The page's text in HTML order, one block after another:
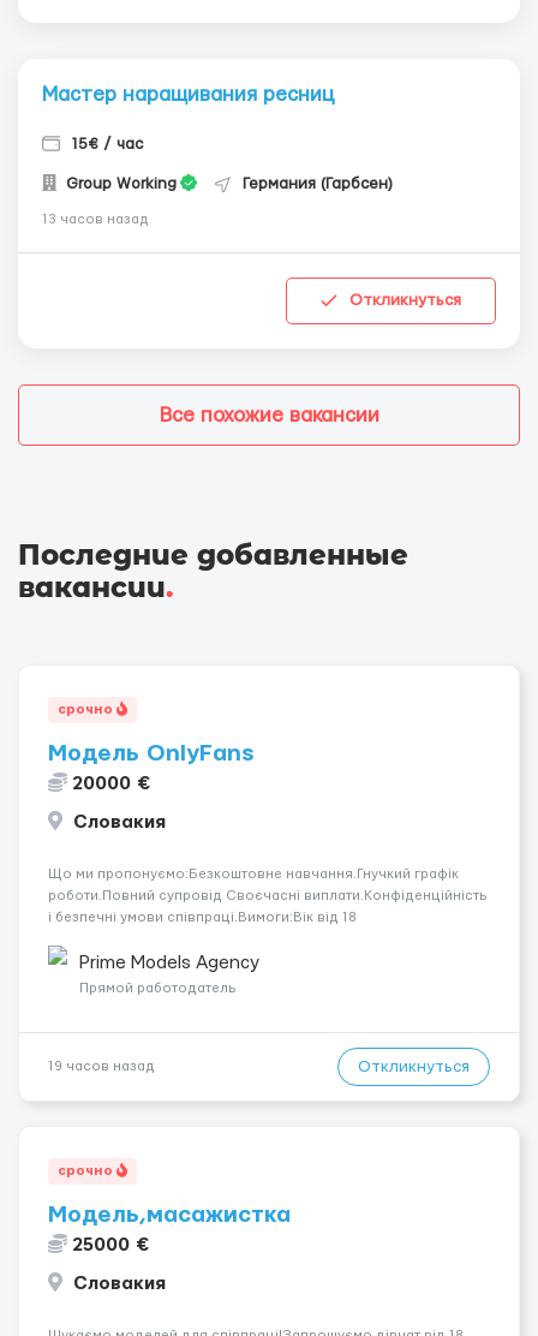
Мастер наращивания ресниц
15€ / час
Group Working Германия (Гарбсен)
13 часов назад
Откликнуться
Все похожие вакансии
Последние добавленные
вакансии.
срочно
Модель OnlyFans
20000 €
Словакия
Що ми пропонуємо:Безкоштовне навчання.Гнучкий графік
роботи.Повний супровід Своєчасні виплати.Конфіденційність
і безпечні умови співпраці.Вимоги:Вік від 18
розвиватися.Досвід не обов’язковий.Якщо вас зацікавила
вакансія — залишайте відгук, і ми зв’яжемося ...
Prime Models Agency
Прямой работодатель
19 часов назад Откликнуться
срочно
Модель,масажистка
25000 €
Словакия